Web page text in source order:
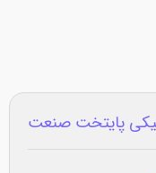
پایتخت صنعت